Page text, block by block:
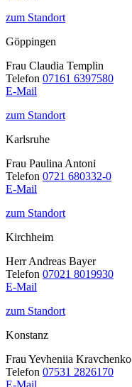
zum Standort
Göppingen
Frau Claudia Templin
Telefon 07161 6397580
E-Mail
zum Standort
Karlsruhe
Frau Paulina Antoni
Telefon 0721 680332-0
E-Mail
zum Standort
Kirchheim
Herr Andreas Bayer
Telefon 07021 8019930
E-Mail
zum Standort
Konstanz
Frau Yevheniia Kravchenko
Telefon 07531 2826170
E-Mail